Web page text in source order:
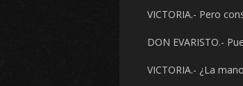
VICTORIA.- Pero
DON EVARISTO.-
VICTORIA.- ¿La